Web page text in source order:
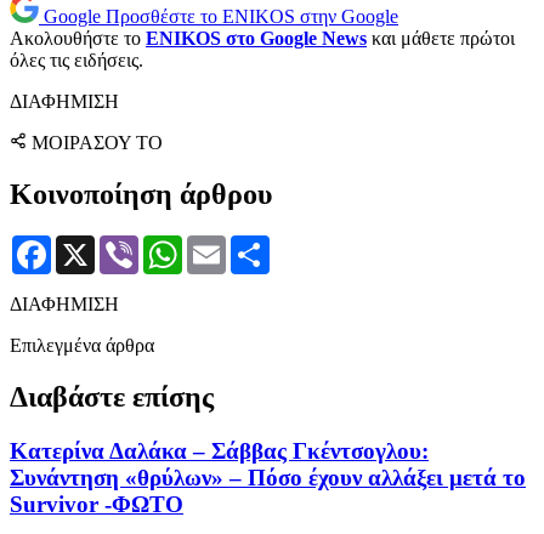
Google Προσθέστε το ENIKOS στην Google
Ακολουθήστε το ENIKOS στο Google News και μάθετε πρώτοι
όλες τις ειδήσεις.
ΔΙΑΦΗΜΙΣΗ
ΜΟΙΡΑΣΟΥ ΤΟ
Κοινοποίηση άρθρου
Facebook
X Viber WhatsApp
Email
ΔΙΑΦΗΜΙΣΗ
Επιλεγμένα άρθρα
Διαβάστε επίσης
Κατερίνα Δαλάκα – Σάββας Γκέντσογλου:
Συνάντηση «θρύλων» – Πόσο έχουν αλλάξει μετά το
Survivor -ΦΩΤΟ